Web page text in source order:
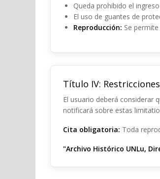
Queda prohibido el
El uso de guantes de
Reproducción: Se
Título IV:
El usuario deberá considerar
notificará sobre estas
Cita obligatoria: Toda
"Archivo Histórico UNLu,